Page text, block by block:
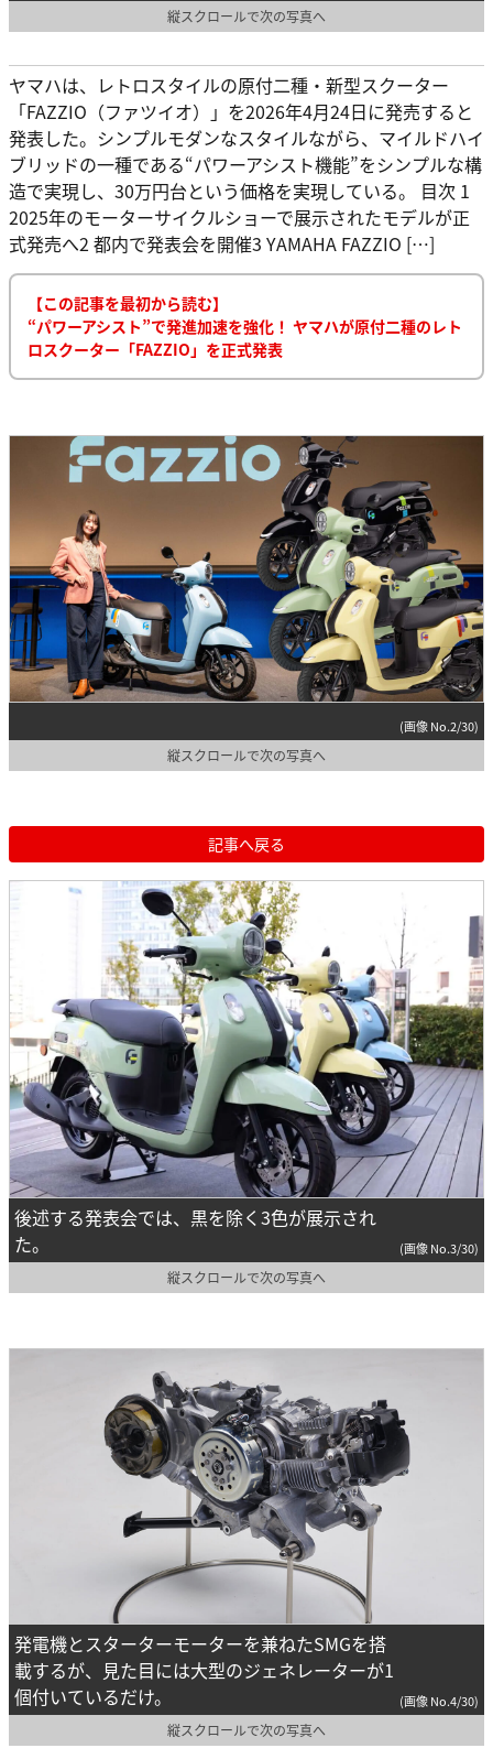
縦スクロールで次の写真へ
ヤマハは、レトロスタイルの原付二種・新型スクーター
「FAZZIO（ファツイオ）」を2026年4月24日に発売すると
発表した。シンプルモダンなスタイルながら、マイルドハイ
ブリッドの一種である“パワーアシスト機能”をシンプルな構
造で実現し、30万円台という価格を実現している。 目次 1
2025年のモーターサイクルショーで展示されたモデルが正
式発売へ2 都内で発表会を開催3 YAMAHA FAZZIO […]
【この記事を最初から読む】
“パワーアシスト”で発進加速を強化！ ヤマハが原付二種のレト
ロスクーター「FAZZIO」を正式発表
(画像 No.2/30)
縦スクロールで次の写真へ
記事へ戻る
後述する発表会では、黒を除く3色が展示され
た。
(画像 No.3/30)
縦スクロールで次の写真へ
発電機とスターターモーターを兼ねたSMGを搭
載するが、見た目には大型のジェネレーターが1
個付いているだけ。
(画像 No.4/30)
縦スクロールで次の写真へ